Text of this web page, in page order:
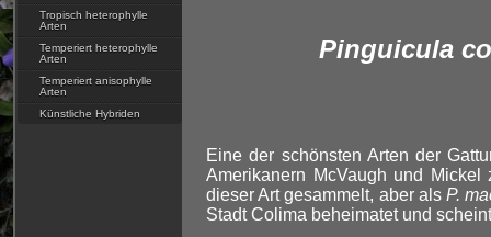
Tropisch heterophylle
Arten
Temperiert heterophylle
Arten
Temperiert anisophylle
Arten
Künstliche Hybriden
Pinguicula
Eine der schönsten Arten der
Amerikanern McVaugh und
dieser Art gesammelt, aber als P.
Stadt Colima beheimatet und